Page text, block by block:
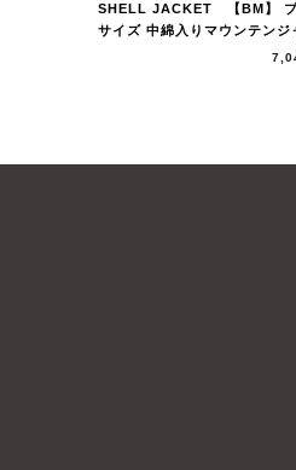
SHELL JACKET 【BM】
サイズ 中綿入りマウンテンジ